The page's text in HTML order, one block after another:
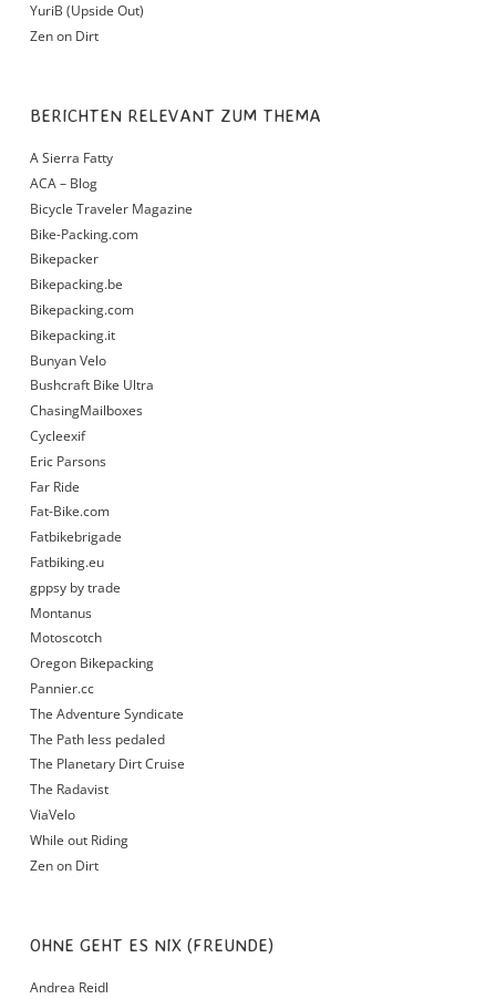
YuriB (Upside Out)
Zen on Dirt
BERICHTEN RELEVANT ZUM THEMA
A Sierra Fatty
ACA – Blog
Bicycle Traveler Magazine
Bike-Packing.com
Bikepacker
Bikepacking.be
Bikepacking.com
Bikepacking.it
Bunyan Velo
Bushcraft Bike Ultra
ChasingMailboxes
Cycleexif
Eric Parsons
Far Ride
Fat-Bike.com
Fatbikebrigade
Fatbiking.eu
gppsy by trade
Montanus
Motoscotch
Oregon Bikepacking
Pannier.cc
The Adventure Syndicate
The Path less pedaled
The Planetary Dirt Cruise
The Radavist
ViaVelo
While out Riding
Zen on Dirt
OHNE GEHT ES NIX (FREUNDE)
Andrea Reidl